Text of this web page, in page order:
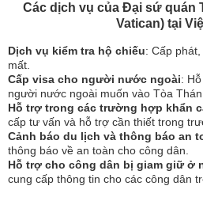
Các dịch vụ của Đại sứ quán
Vatican) tại
Dịch vụ kiểm tra hộ chiếu: Cấp
mất.
Cấp visa cho người nước ngoài:
người nước ngoài muốn vào Tòa
Hỗ trợ trong các trường hợp khẩn
cấp tư vấn và hỗ trợ cần thiết trong
Cảnh báo du lịch và thông báo an
thông báo về an toàn cho công dân.
Hỗ trợ cho công dân bị giam giữ ở
cung cấp thông tin cho các công dân